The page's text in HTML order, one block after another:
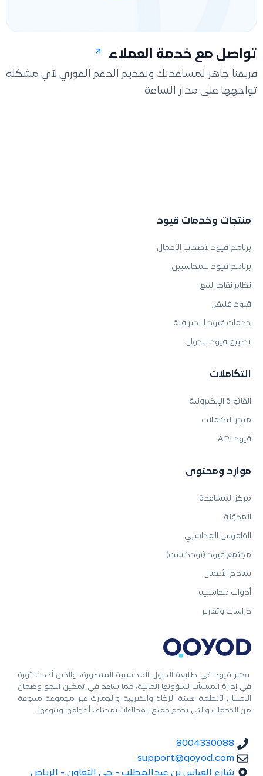
تواصل مع خدمة العملاء
فريقنا جاهز لمساعدتك وتقديم الدعم الفوري لأي مشكلة
تواجهها على مدار الساعة
يعتبر قيود في طليعة الحلول المحاسبية المتطورة، والذي أحدث ثورة
في إدارة المنشآت لشؤونها المالية، مما ساعد في تمكين النمو وضمان
الامتثال لأنظمة هيئة الزكاة والضريبة والجمارك عبر مجموعة متنوعة
من الخدمات والتي تخدم جميع القطاعات بمختلف أحجامها وتنوعها.
8004330088
support@qoyod.com
شارع العباس بن عبدالمطلب - حي التعاون - الرياض
منتجات وخدمات قيود
برنامج قيود لأصحاب الأعمال
برنامج قيود للمحاسبين
نظام نقاط البيع
قيود فليفرز
خدمات قيود الاحترافية
تطبيق قيود للجوال
التكاملات
الفاتورة الإلكترونية
متجر التكاملات
قيود API
موارد ومحتوى
مركز المساعدة
المدوّنة
القاموس المحاسبي
مجتمع قيود (بودكاست)
نماذج الأعمال
أدوات محاسبية
دراسات وتقارير